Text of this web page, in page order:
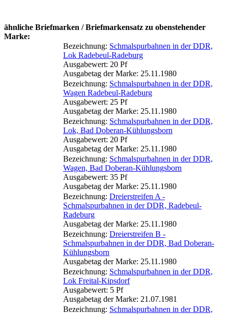
ähnliche Briefmarken / Briefmarkensatz zu obenstehender
Marke:
Bezeichnung: Schmalspurbahnen in der DDR,
Lok Radebeul-Radeburg
Ausgabewert: 20 Pf
Ausgabetag der Marke: 25.11.1980
Bezeichnung: Schmalspurbahnen in der DDR,
Wagen Radebeul-Radeburg
Ausgabewert: 25 Pf
Ausgabetag der Marke: 25.11.1980
Bezeichnung: Schmalspurbahnen in der DDR,
Lok, Bad Doberan-Kühlungsborn
Ausgabewert: 20 Pf
Ausgabetag der Marke: 25.11.1980
Bezeichnung: Schmalspurbahnen in der DDR,
Wagen, Bad Doberan-Kühlungsborn
Ausgabewert: 35 Pf
Ausgabetag der Marke: 25.11.1980
Bezeichnung: Dreierstreifen A -
Schmalspurbahnen in der DDR, Radebeul-
Radeburg
Ausgabetag der Marke: 25.11.1980
Bezeichnung: Dreierstreifen B -
Schmalspurbahnen in der DDR, Bad Doberan-
Kühlungsborn
Ausgabetag der Marke: 25.11.1980
Bezeichnung: Schmalspurbahnen in der DDR,
Lok Freital-Kipsdorf
Ausgabewert: 5 Pf
Ausgabetag der Marke: 21.07.1981
Bezeichnung: Schmalspurbahnen in der DDR,